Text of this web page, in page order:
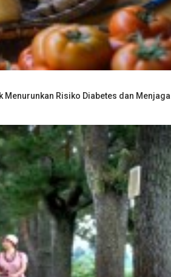
Menurunkan Risiko Diabetes dan Menjaga